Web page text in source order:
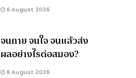
6 August 2026
จนกาย จนใจ จนแล้วส่ง
ผลอย่างไรต่อสมอง?
6 August 2026